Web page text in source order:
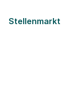
Stellenmarkt